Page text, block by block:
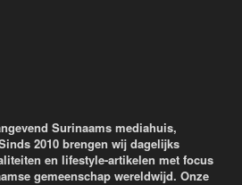
Surinaams mediahuis,
2010 brengen wij dagelijks
en lifestyle-artikelen met focus
gemeenschap wereldwijd. Onze